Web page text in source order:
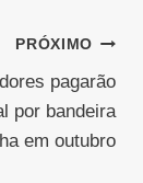
PRÓXIMO
pagarão
por bandeira
em outubro